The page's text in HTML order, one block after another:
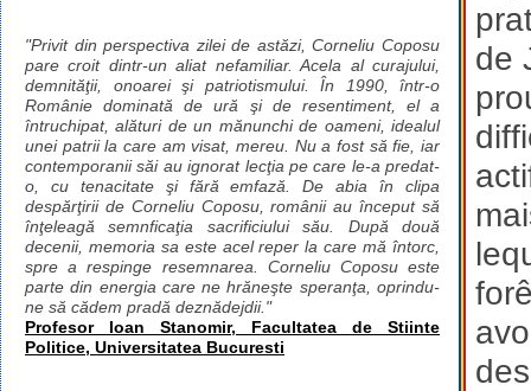
de
"Privit din perspectiva zilei de astăzi, Corneliu Coposu
pare croit dintr-un aliat nefamiliar. Acela al curajului,
demnităţii, onoarei şi patriotismului. În 1990, într-o
Românie dominată de ură şi de resentiment, el a
întruchipat, alături de un mănunchi de oameni, idealul
unei patrii la care am visat, mereu. Nu a fost să fie, iar
contemporanii săi au ignorat lecţia pe care le-a predat-
o, cu tenacitate şi fără emfază. De abia în clipa
despărţirii de Corneliu Coposu, românii au început să
înţeleagă semnficaţia sacrificiului său. După două
decenii, memoria sa este acel reper la care mă întorc,
spre a respinge resemnarea. Corneliu Coposu este
parte din energia care ne hrăneşte speranţa, oprindu-
ne să cădem pradă deznădejdii."
Profesor Ioan Stanomir, Facultatea de Stiinte
Politice, Universitatea Bucuresti